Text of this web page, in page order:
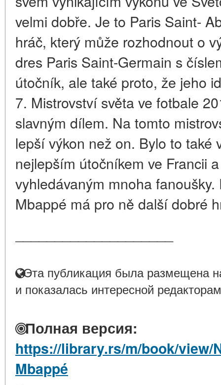
velmi dobře. Je to Paris Saint-
hráč, který může rozhodnout o
dres Paris Saint-Germain s
útočník, ale také proto, že jeho
7. Mistrovství světa ve fotbale
slavným dílem. Na tomto
lepší výkon než on. Bylo to také
nejlepším útočníkem ve Francii
vyhledávaným mnoha
Mbappé má pro ně další dobré
Эта публикация была размещена
и показалась интересной
Полная версия:
https://library.rs/m/book/view/
Mbappé